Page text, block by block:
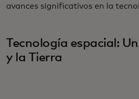
avances significativos en la
Tecnología espacial:
y la Tierra